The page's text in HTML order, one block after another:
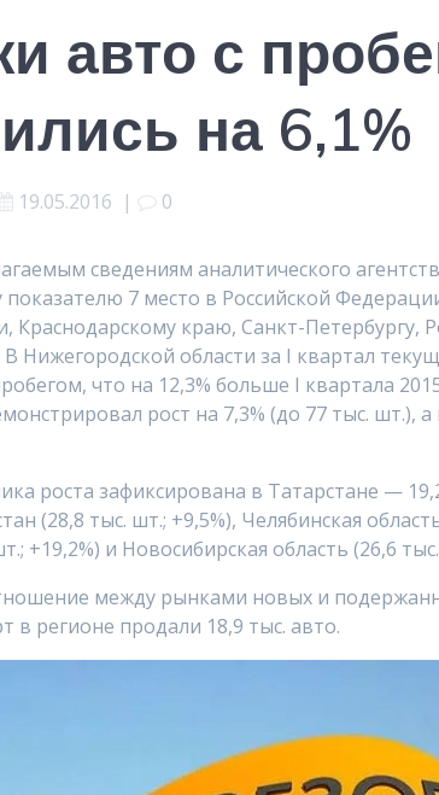
авто с
на 6,1%
19.05.2016 | 0
сведениям аналитического
7 место в Российской
Краснодарскому краю, Санкт-Петербургу,
Нижегородской области за I квартал
что на 12,3% больше I квартала
рост на 7,3% (до 77 тыс. шт.),
роста зафиксирована в Татарстане —
(28,8 тыс. шт.; +9,5%), Челябинская
+19,2%) и Новосибирская область (26,6
между рынками новых и
в регионе продали 18,9 тыс. авто.